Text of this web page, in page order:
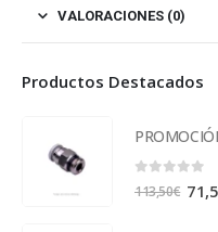
VALORACIONES (0)
Productos Destacados
113,50€